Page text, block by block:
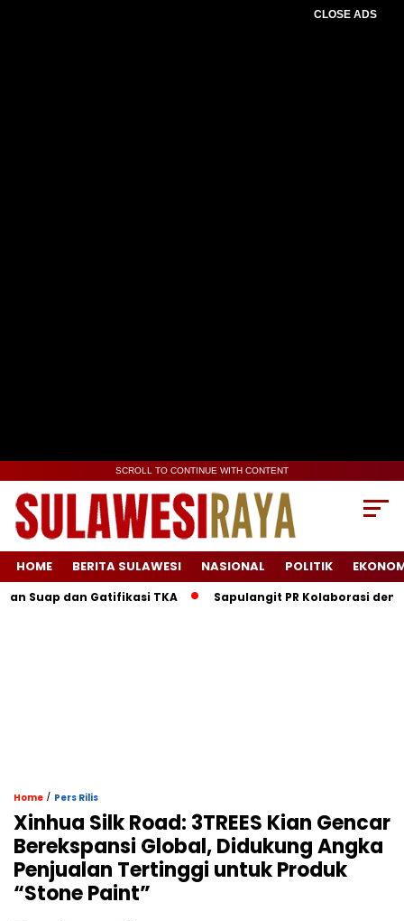
CLOSE ADS
SCROLL TO CONTINUE WITH CONTENT
HOME BERITA SULAWESI NASIONAL POLITIK
dan Gatifikasi TKA Sapulangit PR Kolaborasi dengan
Home / Pers Rilis
Xinhua Silk Road: 3TREES Kian Gencar
Berekspansi Global, Didukung Angka
Penjualan Tertinggi untuk Produk
“Stone Paint”